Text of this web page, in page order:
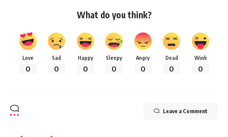
What do you think?
Love
0
Sad
0
Happy
0
Sleepy
0
Angry
0
Dead
0
Wink
0
Leave a Comment